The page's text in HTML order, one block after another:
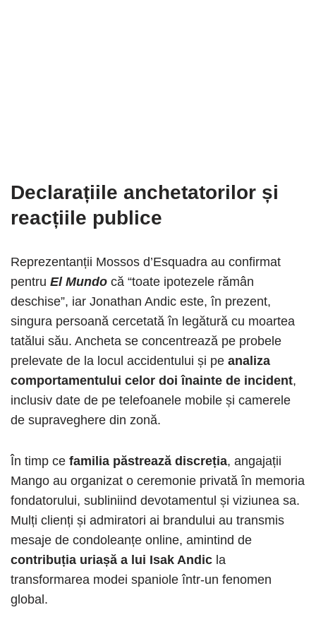
Declarațiile anchetatorilor și
reacțiile publice
Reprezentanții Mossos d’Esquadra au confirmat
pentru El Mundo că “toate ipotezele rămân
deschise”, iar Jonathan Andic este, în prezent,
singura persoană cercetată în legătură cu moartea
tatălui său. Ancheta se concentrează pe probele
prelevate de la locul accidentului și pe analiza
comportamentului celor doi înainte de incident,
inclusiv date de pe telefoanele mobile și camerele
de supraveghere din zonă.
În timp ce familia păstrează discreția, angajații
Mango au organizat o ceremonie privată în memoria
fondatorului, subliniind devotamentul și viziunea sa.
Mulți clienți și admiratori ai brandului au transmis
mesaje de condoleanțe online, amintind de
contribuția uriașă a lui Isak Andic la
transformarea modei spaniole într-un fenomen
global.